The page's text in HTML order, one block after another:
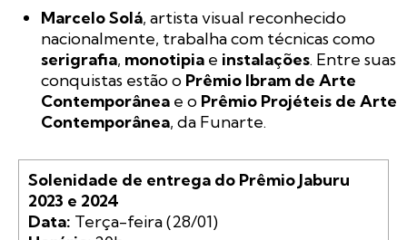
Marcelo Solá, artista visual reconhecido
nacionalmente, trabalha com técnicas como
serigrafia, monotipia e instalações. Entre suas
conquistas estão o Prêmio Ibram de Arte
Contemporânea e o Prêmio Projéteis de Arte
Contemporânea, da Funarte.
Solenidade de entrega do Prêmio Jaburu
2023 e 2024
Data: